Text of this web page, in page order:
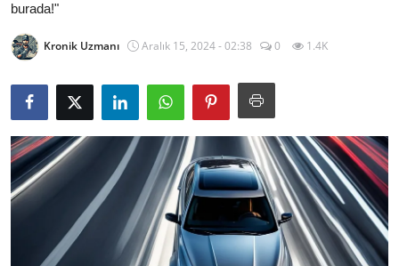
Sigorta & Kasko
Vergi & ÖTV & MTV
Muayene & Ruhsat
Sorgulamalar
İkinci El & Alım-Satım
Bakım & Arıza Çözümleri
Elektrikli & Hibrit
burada!"
Kronik Uzmanı Aralık 15, 2024 - 02:38 0 1.4K